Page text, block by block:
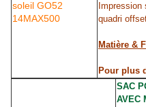
quadri
Matière &
Pour plus
SAC
AVEC